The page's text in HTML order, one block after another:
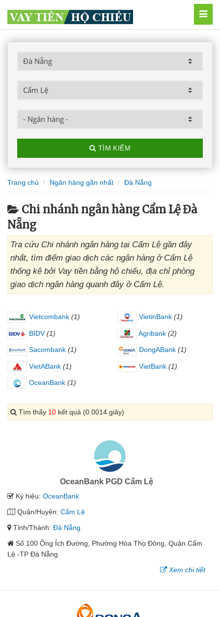
TÌM KIẾM
Trang chủ Ngân hàng gần nhất Đà Nẵng
Chi nhánh ngân hàng Cẩm Lệ Đà
Nẵng
Tra cứu Chi nhánh ngân hàng tại Cẩm Lệ gần đây
nhất, tìm điểm giao dịch các ngân hàng ở Cẩm Lệ
thống kê bởi Vay tiền bằng hộ chiếu, địa chỉ phòng
giao dịch ngân hàng quanh đây ở Cẩm Lệ.
Vietcombank (1) VietinBank (1)
BIDV (1) Agribank (2)
Sacombank (1) DongABank (1)
VietABank (1) VietBank (1)
OceanBank (1)
Tìm thấy 10 kết quả (0.0014 giây)
OceanBank PGD Cẩm Lệ
Ký hiệu: OceanBank
Quận/Huyện: Cẩm Lệ
Tỉnh/Thành: Đà Nẵng
Số 100 Ông Ích Đường, Phường Hòa Thọ Đông, Quận Cẩm
Lệ -TP Đà Nẵng
Xem chi tiết